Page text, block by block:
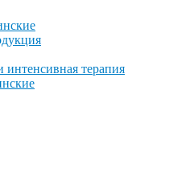
интенсивная терапия